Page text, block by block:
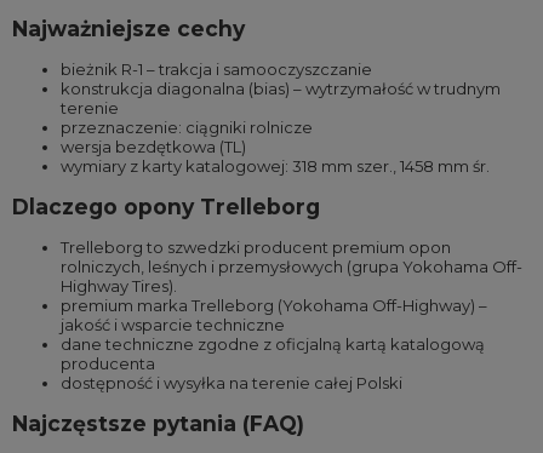
Najważniejsze cechy
bieżnik R-1 – trakcja i samooczyszczanie
konstrukcja diagonalna (bias) – wytrzymałość w trudnym
terenie
przeznaczenie: ciągniki rolnicze
wersja bezdętkowa (TL)
wymiary z karty katalogowej: 318 mm szer., 1458 mm śr.
Dlaczego opony Trelleborg
Trelleborg to szwedzki producent premium opon
rolniczych, leśnych i przemysłowych (grupa Yokohama Off-
Highway Tires).
premium marka Trelleborg (Yokohama Off-Highway) –
jakość i wsparcie techniczne
dane techniczne zgodne z oficjalną kartą katalogową
producenta
dostępność i wysyłka na terenie całej Polski
Najczęstsze pytania (FAQ)